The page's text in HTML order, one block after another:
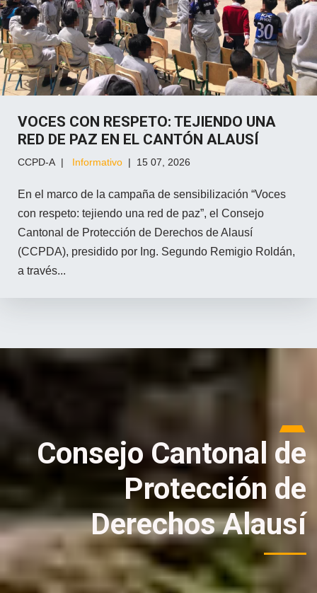
VOCES CON RESPETO: TEJIENDO UNA
RED DE PAZ EN EL CANTÓN ALAUSÍ
CCPD-A Informativo 15 07, 2026
En el marco de la campaña de sensibilización “Voces
con respeto: tejiendo una red de paz”, el Consejo
Cantonal de Protección de Derechos de Alausí
(CCPDA), presidido por Ing. Segundo Remigio Roldán,
a través...
Consejo Cantonal de
Protección de
Derechos Alausí